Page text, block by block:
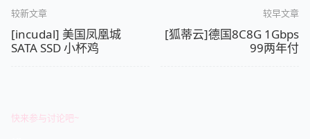
较新文章
[incudal] 美国凤凰城
SATA SSD 小杯鸡
较早文章
[狐蒂云]德国8C8G 1Gbps
99两年付
快来参与讨论吧~